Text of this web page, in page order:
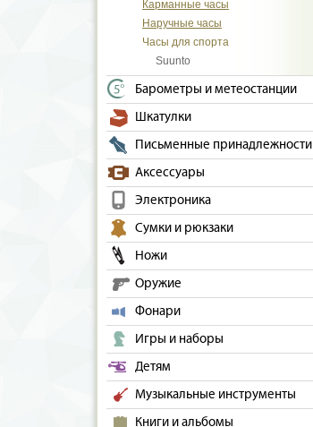
Карманные часы
Наручные часы
Часы для спорта
Suunto
Барометры и метеостанции
Шкатулки
Письменные принадлежности
Аксессуары
Электроника
Сумки и рюкзаки
Ножи
Оружие
Фонари
Игры и наборы
Детям
Музыкальные инструменты
Книги и альбомы